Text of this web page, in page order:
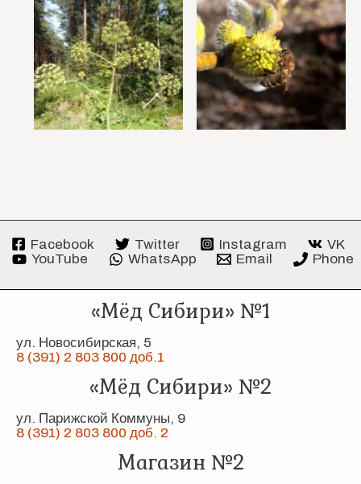
Facebook Twitter Instagram
VK
YouTube
WhatsApp Email Phone
«Мёд Сибири» №1
ул. Новосибирская, 5
8 (391) 2 803 800 доб.1
«Мёд Сибири» №2
ул. Парижской Коммуны, 9
8 (391) 2 803 800 доб. 2
Магазин №2